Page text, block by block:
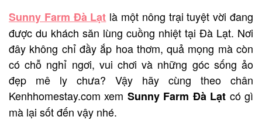
Sunny Farm Đà Lạt là một nông trại tuyệt vời đang
được du khách săn lùng cuồng nhiệt tại Đà Lạt. Nơi
đây không chỉ đầy ắp hoa thơm, quả mọng mà còn
có chỗ nghỉ ngơi, vui chơi và những góc sống ảo
đẹp mê ly chưa? Vậy hãy cùng theo chân
Kenhhomestay.com xem Sunny Farm Đà Lạt có gì
mà lại sốt đến vậy nhé.